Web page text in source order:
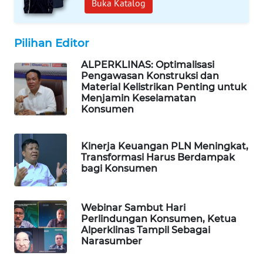
Buka Katalog
Pilihan Editor
ALPERKLINAS: Optimalisasi
Pengawasan Konstruksi dan
Material Kelistrikan Penting untuk
Menjamin Keselamatan
Konsumen
Kinerja Keuangan PLN Meningkat,
Transformasi Harus Berdampak
bagi Konsumen
Webinar Sambut Hari
Perlindungan Konsumen, Ketua
Alperklinas Tampil Sebagai
Narasumber